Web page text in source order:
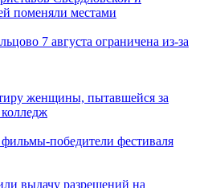
поменяли местами
7 августа ограничена из-за
женщины, пытавшейся за
колледж
победители фестиваля
выдачу разрешений на